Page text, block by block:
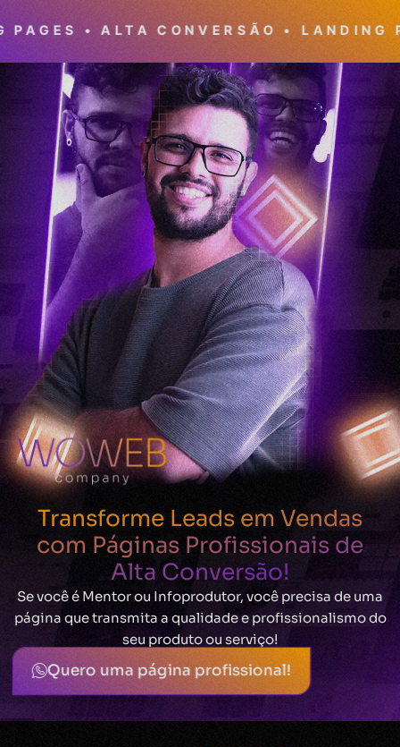
CONVERSÃO • LANDING PAGES •
Transforme Leads em Vendas
com Páginas Profissionais de
Alta Conversão!
Se você é Mentor ou Infoprodutor, você precisa de uma
página que transmita a qualidade e profissionalismo do
seu produto ou serviço!
Quero uma página profissional!